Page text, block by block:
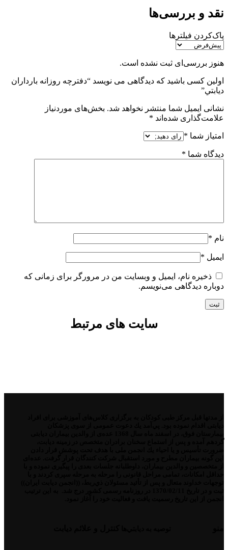
نقد و بررسی‌ها
پاک‌کردن فیلترها
هنوز بررسی‌ای ثبت نشده است.
اولین کسی باشید که دیدگاهی می نویسد “دفترچه روزانه بارداران
ديابتي”
نشانی ایمیل شما منتشر نخواهد شد. بخش‌های موردنیاز
علامت‌گذاری شده‌اند *
امتیاز شما *
دیدگاه شما *
نام *
ایمیل *
ذخیره نام، ایمیل و وبسایت من در مرورگر برای زمانی که
دوباره دیدگاهی می‌نویسم.
سایت های مرتبط